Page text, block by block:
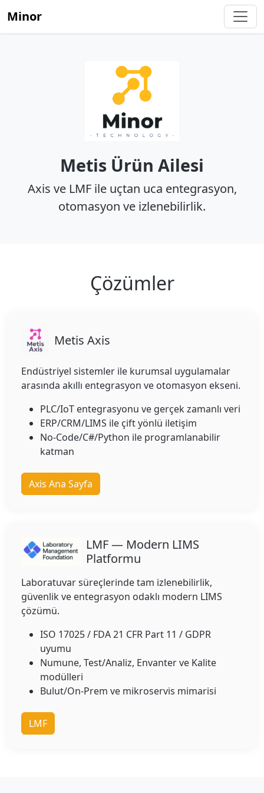
Minor
Metis Ürün Ailesi
Axis ve LMF ile uçtan uca entegrasyon,
otomasyon ve izlenebilirlik.
Çözümler
Metis Axis
Endüstriyel sistemler ile kurumsal uygulamalar
arasında akıllı entegrasyon ve otomasyon ekseni.
PLC/IoT entegrasyonu ve gerçek zamanlı veri
ERP/CRM/LIMS ile çift yönlü iletişim
No-Code/C#/Python ile programlanabilir
katman
Axis Ana Sayfa
LMF — Modern LIMS
Platformu
Laboratuvar süreçlerinde tam izlenebilirlik,
güvenlik ve entegrasyon odaklı modern LIMS
çözümü.
ISO 17025 / FDA 21 CFR Part 11 / GDPR
uyumu
Numune, Test/Analiz, Envanter ve Kalite
modülleri
Bulut/On-Prem ve mikroservis mimarisi
LMF